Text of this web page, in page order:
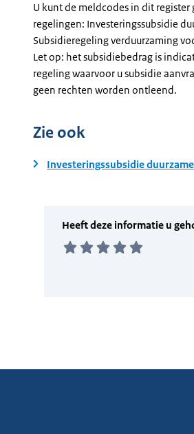
U kunt de meldcodes in dit
regelingen: Investeringssubsidie
Subsidieregeling verduurzaming
Let op: het subsidiebedrag is
regeling waarvoor u subsidie
geen rechten worden ontleend.
Zie ook
Investeringssubsidie